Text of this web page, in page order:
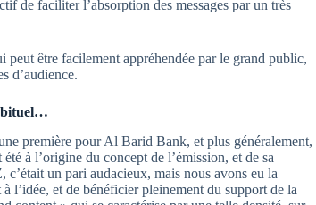
de faciliter l’absorption des messages par un très
peut être facilement appréhendée par le grand public,
d’audience.
première pour Al Barid Bank, et plus généralement,
à l’origine du concept de l’émission, et de sa
un pari audacieux, mais nous avons eu la
l’idée, et de bénéficier pleinement du support de la